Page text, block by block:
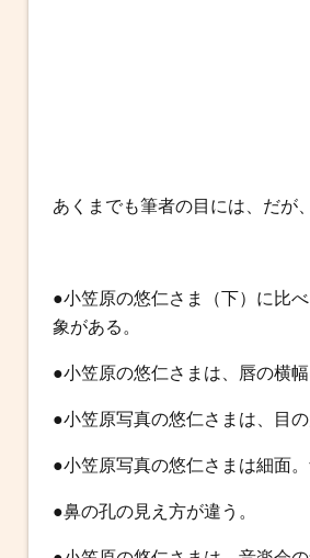
あくまでも筆者の目には、だが
●小笠原の悠仁さま（下）に比
象がある。
●小笠原の悠仁さまは、唇の横
●小笠原写真の悠仁さまは、目
●小笠原写真の悠仁さまは細面
●鼻の孔の見え方が違う。